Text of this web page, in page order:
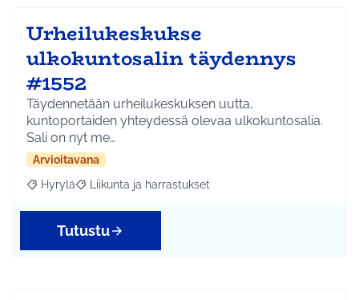
Urheilukeskukse
ulkokuntosalin täydennys
#1552
Täydennetään urheilukeskuksen uutta,
kuntoportaiden yhteydessä olevaa ulkokuntosalia.
Sali on nyt me…
Arvioitavana
Rajaa tulokset aihepiirin mukaan: Hyrylä
Hyrylä Rajaa tulokset teeman mukaan: Liikunta ja
Liikunta ja harrastukset
Tutustu